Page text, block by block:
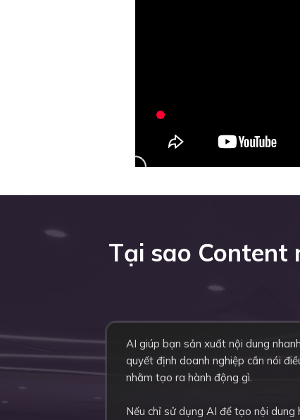
Tại sao Content
AI giúp bạn sản xuất nội dung
quyết định doanh nghiệp cần nói
nhằm tạo ra hành động gì.
Nếu chỉ sử dụng AI để tạo nội dung